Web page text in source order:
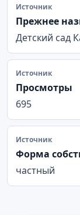
Источник
Прежнее
Детский сад
Источник
Просмотры
695
Источник
Форма
частный